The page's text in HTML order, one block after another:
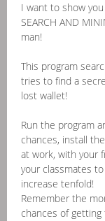
I want to show you
SEARCH AND
man!
This program
tries to find a
lost wallet!
Run the program
chances, install
at work, with your
your classmates
increase tenfold!
Remember the
chances of